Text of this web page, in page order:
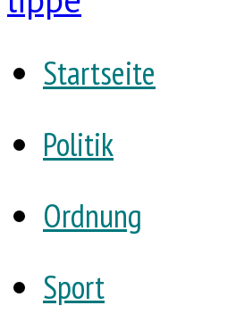
Startseite
Politik
Ordnung
Sport